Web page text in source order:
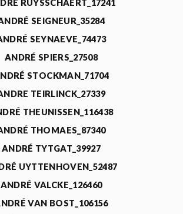
RUYSSCHAERT_17241
SEIGNEUR_35284
SEYNAEVE_74473
ANDRÉ SPIERS_27508
STOCKMAN_71704
TEIRLINCK_27339
THEUNISSEN_116438
THOMAES_87340
ANDRÉ TYTGAT_39927
UYTTENHOVEN_52487
ANDRÉ VALCKE_126460
VAN BOST_106156